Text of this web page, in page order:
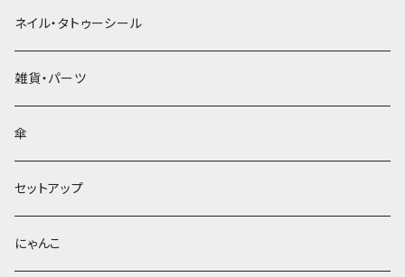
ネイル・タトゥーシール
雑貨・パーツ
傘
セットアップ
にゃんこ